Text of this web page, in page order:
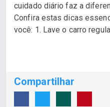
cuidado diário faz a
Confira estas dicas
você: 1. Lave o carro
Compartilhar